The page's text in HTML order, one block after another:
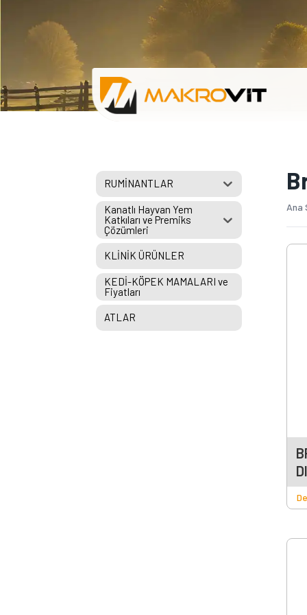
RUMİNANTLAR
Kanatlı Hayvan Yem
Katkıları ve Premiks
Çözümleri
KLİNİK ÜRÜNLER
KEDİ-KÖPEK MAMALARI ve
Fiyatları
ATLAR
Ana